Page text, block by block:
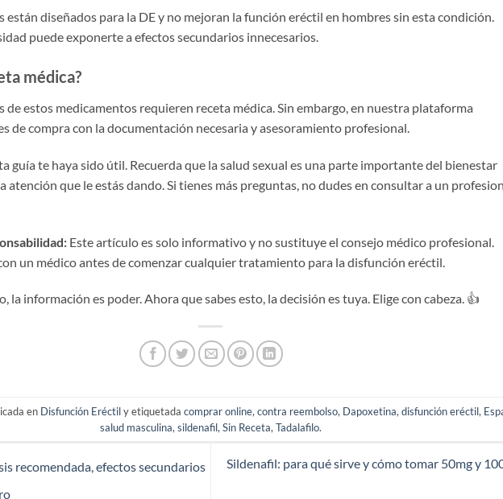
están diseñados para la DE y no mejoran la función eréctil en hombres sin esta condición.
puede exponerte a efectos secundarios innecesarios.
médica?
de estos medicamentos requieren receta médica. Sin embargo, en nuestra plataforma
de compra con la documentación necesaria y asesoramiento profesional.
guía te haya sido útil. Recuerda que la salud sexual es una parte importante del bienestar
atención que le estás dando. Si tienes más preguntas, no dudes en consultar a un
Este artículo es solo informativo y no sustituye el consejo médico profesional.
un médico antes de comenzar cualquier tratamiento para la disfunción eréctil.
la información es poder. Ahora que sabes esto, la decisión es tuya. Elige con cabeza. 👍
en Disfunción Eréctily etiquetada comprar online, contra reembolso, Dapoxetina, disfunción eréctil,
salud masculina, sildenafil, Sin Receta, Tadalafilo.
recomendada, efectos secundarios
Sildenafil: para qué sirve y cómo tomar 50mg y